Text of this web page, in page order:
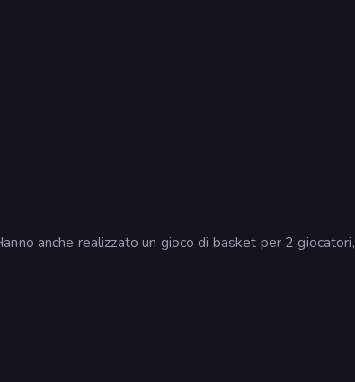
anche realizzato un gioco di basket per 2 giocatori,